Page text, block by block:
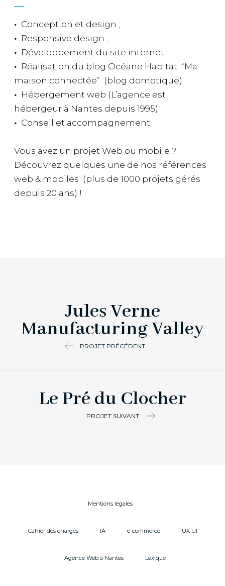
Conception et design ;
Responsive design ;
Développement du site internet ;
Réalisation du blog Océane Habitat “Ma
maison connectée” (blog domotique) ;
Hébergement web (L’agence est
hébergeur à Nantes depuis 1995) ;
Conseil et accompagnement.
Vous avez un projet Web ou mobile ?
Découvrez quelques une de nos références
web & mobiles (plus de 1000 projets gérés
depuis 20 ans) !
Jules Verne
Manufacturing Valley
PROJET PRÉCÉDENT
Le Pré du Clocher
PROJET SUIVANT
Mentions légales
Cahier des charges IA e-commerce UX UI
Agence Web à Nantes Lexique